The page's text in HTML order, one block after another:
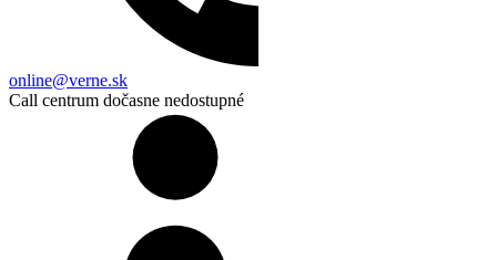
online@verne.sk
Call centrum dočasne nedostupné